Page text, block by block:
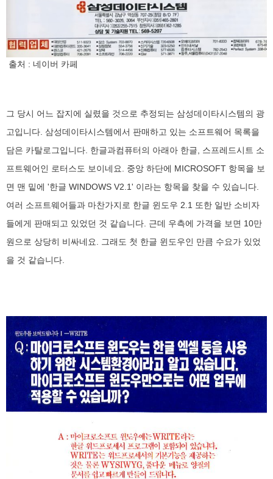
출처 : 네이버 카페
그 당시 어느 잡지에 실렸을 것으로 추정되는 삼성데이타시스템의 광
고입니다. 삼성데이타시스템에서 판매하고 있는 소프트웨어 목록을
담은 카탈로그입니다. 한글과컴퓨터의 아래아 한글, 스프레드시트 소
프트웨어인 로터스도 보이네요. 중앙 하단에 MICROSOFT 항목을 보
면 맨 밑에 '한글 WINDOWS V2.1' 이라는 항목을 찾을 수 있습니다.
여러 소프트웨어들과 마찬가지로 한글 윈도우 2.1 또한 일반 소비자
들에게 판매되고 있었던 것 같습니다. 근데 우측에 가격을 보면 10만
원으로 상당히 비싸네요. 그래도 첫 한글 윈도우인 만큼 수요가 있었
을 것 같습니다.